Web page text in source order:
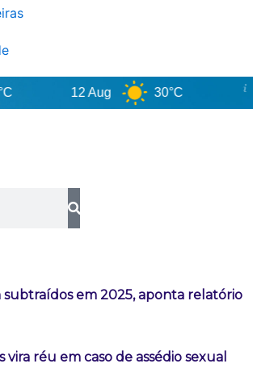
12 Aug 30°C
em 2025, aponta relatório
réu em caso de assédio sexual